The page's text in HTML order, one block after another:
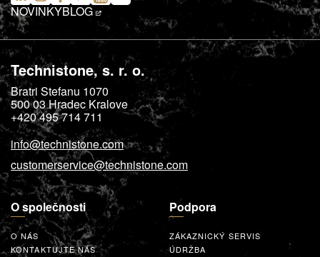
NOVINKYBLOG
Technistone, s. r. o.
Bratri Stefanu 1070
500 03Hradec Kralove
+420 495 714 711
info@technistone.com
customerservice@technistone.com
O společnosti
O NÁS
KONTAKTUJTE NÁS
Podpora
ZÁKAZNICKÝ SERVIS
ÚDRŽBA